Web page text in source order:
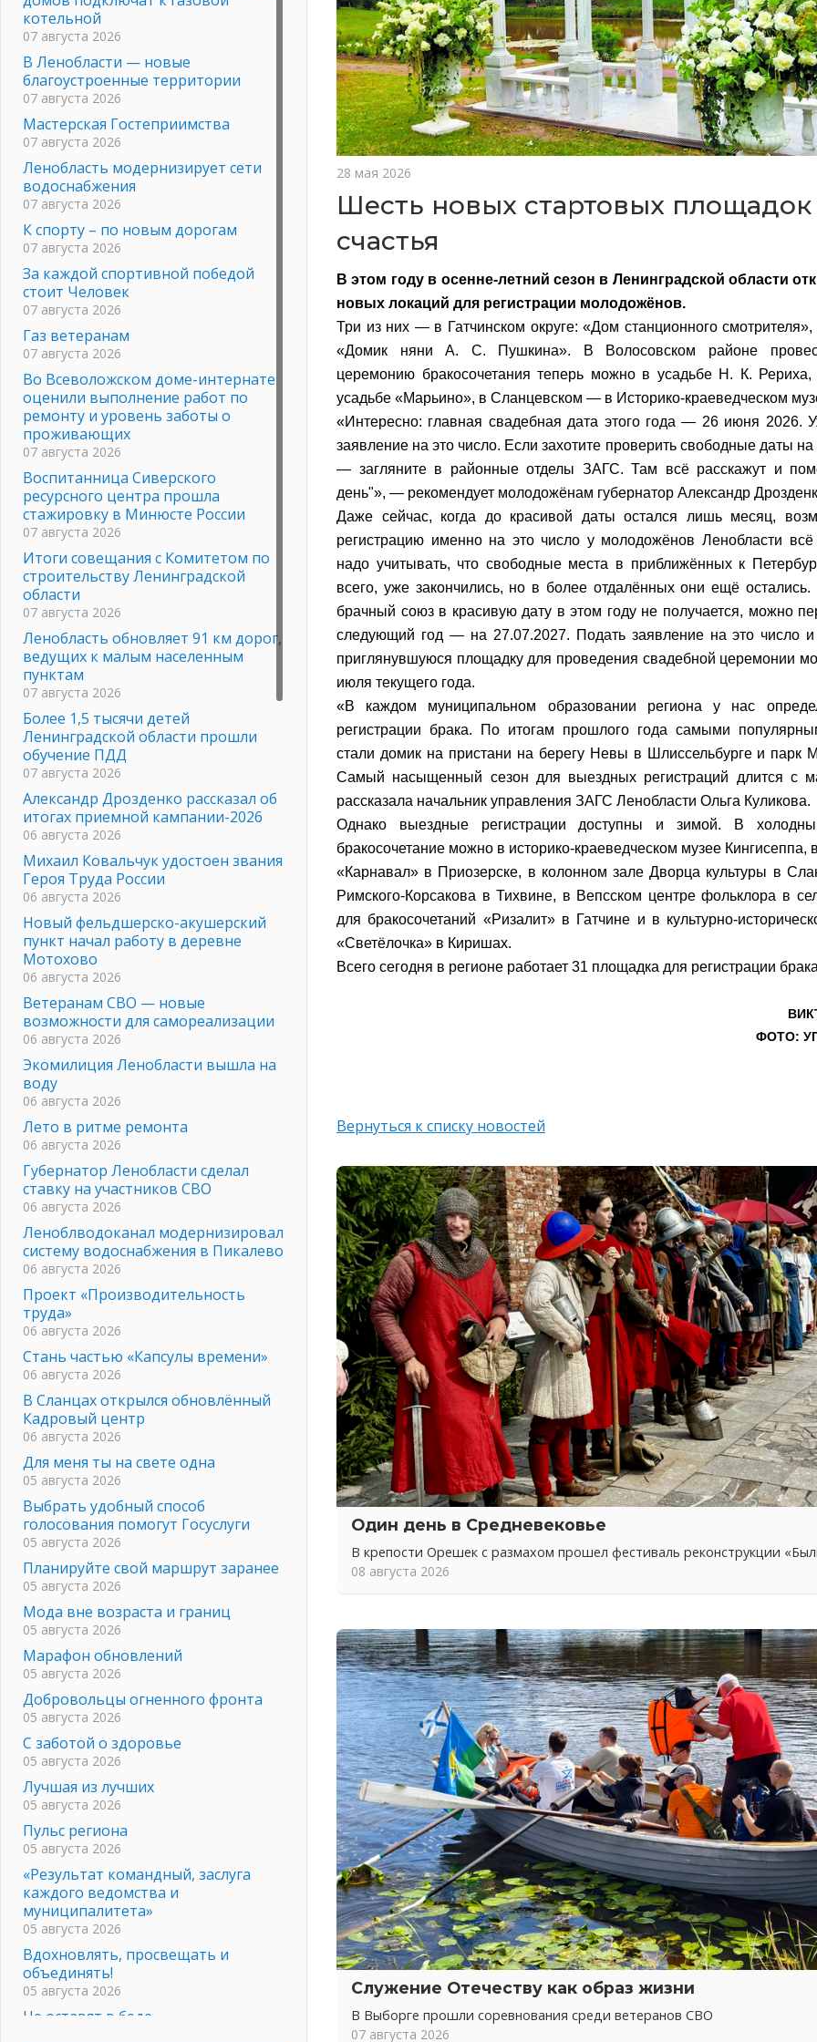
28 мая 2026
Шесть новых стартовых
счастья
В этом году в осенне-летний сезон в Ленинградской области
новых локаций для регистрации молодожёнов.
Три из них — в Гатчинском округе: «Дом станционного
«Домик няни А. С. Пушкина». В Волосовском районе
церемонию бракосочетания теперь можно в усадьбе Н. К.
усадьбе «Марьино», в Сланцевском — в Историко-краеведческом
«Интересно: главная свадебная дата этого года — 26 июня 2026.
заявление на это число. Если захотите проверить свободные даты
— загляните в районные отделы ЗАГС. Там всё расскажут и
день"», — рекомендует молодожёнам губернатор Александр
Даже сейчас, когда до красивой даты остался лишь месяц,
регистрацию именно на это число у молодожёнов Ленобласти
надо учитывать, что свободные места в приближённых к
всего, уже закончились, но в более отдалённых они ещё
брачный союз в красивую дату в этом году не получается, можно
следующий год — на 27.07.2027. Подать заявление на это число
приглянувшуюся площадку для проведения свадебной церемонии
июля текущего года.
«В каждом муниципальном образовании региона у нас
регистрации брака. По итогам прошлого года самыми
стали домик на пристани на берегу Невы в Шлиссельбурге и парк
Самый насыщенный сезон для выездных регистраций длится с
рассказала начальник управления ЗАГС Ленобласти Ольга Куликова.
Однако выездные регистрации доступны и зимой. В
бракосочетание можно в историко-краеведческом музее Кингисеппа,
«Карнавал» в Приозерске, в колонном зале Дворца культуры в
Римского-Корсакова в Тихвине, в Вепсском центре фольклора в
для бракосочетаний «Ризалит» в Гатчине и в культурно-
«Светёлочка» в Киришах.
Всего сегодня в регионе работает 31 площадка для регистрации
ФОТО:
Вернуться к списку новостей
Один день в Средневековье
В крепости Орешек с размахом прошел фестиваль реконструкции
08 августа 2026
Служение Отечеству как образ жизни
В Выборге прошли соревнования среди ветеранов СВО
07 августа 2026
котельной
07 августа 2026
В Ленобласти — новые
благоустроенные территории
07 августа 2026
Мастерская Гостеприимства
07 августа 2026
Ленобласть модернизирует сети
водоснабжения
07 августа 2026
К спорту – по новым дорогам
07 августа 2026
За каждой спортивной победой
стоит Человек
07 августа 2026
Газ ветеранам
07 августа 2026
Во Всеволожском доме-интернате
оценили выполнение работ по
ремонту и уровень заботы о
проживающих
07 августа 2026
Воспитанница Сиверского
ресурсного центра прошла
стажировку в Минюсте России
07 августа 2026
Итоги совещания с Комитетом по
строительству Ленинградской
области
07 августа 2026
Ленобласть обновляет 91 км дорог,
ведущих к малым населенным
пунктам
07 августа 2026
Более 1,5 тысячи детей
Ленинградской области прошли
обучение ПДД
07 августа 2026
Александр Дрозденко рассказал об
итогах приемной кампании-2026
06 августа 2026
Михаил Ковальчук удостоен звания
Героя Труда России
06 августа 2026
Новый фельдшерско-акушерский
пункт начал работу в деревне
Мотохово
06 августа 2026
Ветеранам СВО — новые
возможности для самореализации
06 августа 2026
Экомилиция Ленобласти вышла на
воду
06 августа 2026
Лето в ритме ремонта
06 августа 2026
Губернатор Ленобласти сделал
ставку на участников СВО
06 августа 2026
Леноблводоканал модернизировал
систему водоснабжения в Пикалево
06 августа 2026
Проект «Производительность
труда»
06 августа 2026
Стань частью «Капсулы времени»
06 августа 2026
В Сланцах открылся обновлённый
Кадровый центр
06 августа 2026
Для меня ты на свете одна
05 августа 2026
Выбрать удобный способ
голосования помогут Госуслуги
05 августа 2026
Планируйте свой маршрут заранее
05 августа 2026
Мода вне возраста и границ
05 августа 2026
Марафон обновлений
05 августа 2026
Добровольцы огненного фронта
05 августа 2026
С заботой о здоровье
05 августа 2026
Лучшая из лучших
05 августа 2026
Пульс региона
05 августа 2026
«Результат командный, заслуга
каждого ведомства и
муниципалитета»
05 августа 2026
Вдохновлять, просвещать и
объединять!
05 августа 2026
Не оставят в беде